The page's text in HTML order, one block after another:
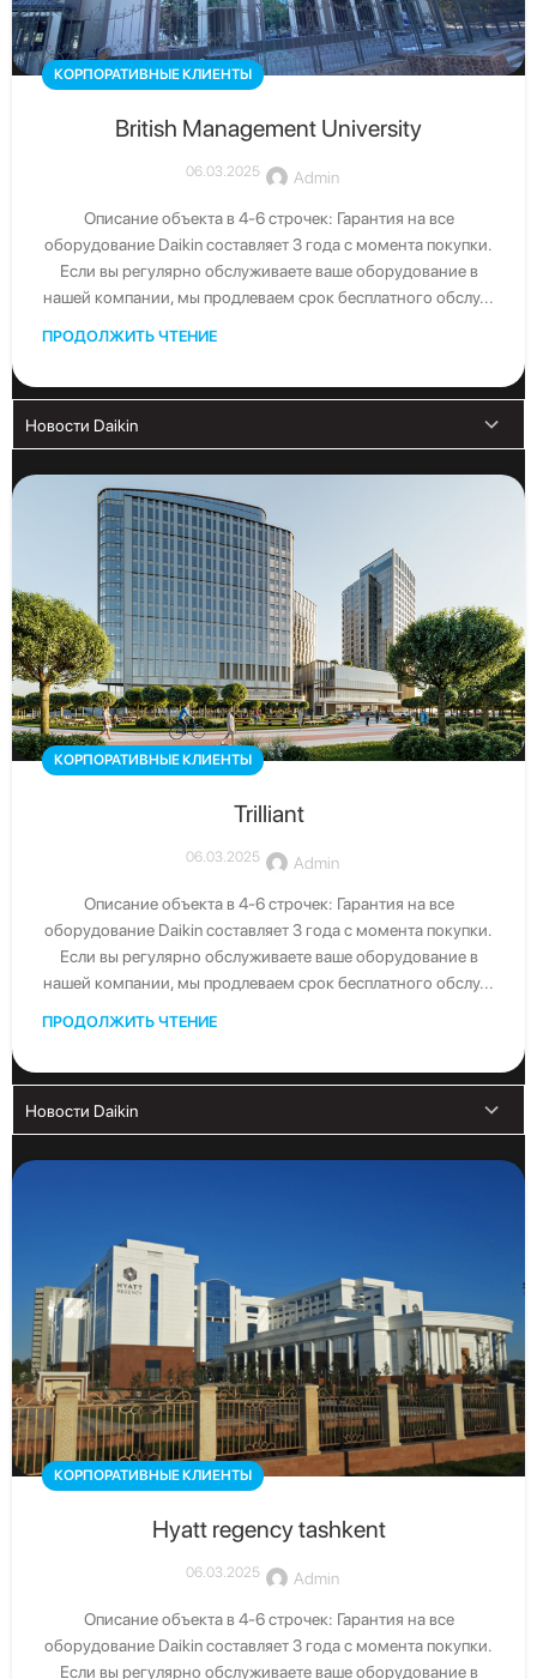
КОРПОРАТИВНЫЕ КЛИЕНТЫ
British Management University
06.03.2025 Admin
Описание объекта в 4-6 строчек: Гарантия на все
оборудование Daikin составляет 3 года с момента покупки.
Если вы регулярно обслуживаете ваше оборудование в
нашей компании, мы продлеваем срок бесплатного обслу...
ПРОДОЛЖИТЬ ЧТЕНИЕ
Свяжитесь с нами
Скачать каталог
Скачать последние каталоги Daikin
КОРПОРАТИВНЫЕ КЛИЕНТЫ
Trilliant
06.03.2025 Admin
Описание объекта в 4-6 строчек: Гарантия на все
оборудование Daikin составляет 3 года с момента покупки.
Если вы регулярно обслуживаете ваше оборудование в
нашей компании, мы продлеваем срок бесплатного обслу...
ПРОДОЛЖИТЬ ЧТЕНИЕ
Свяжитесь с нами
Получите бесплатную консультацию от официального
дистрибьютора Daikin в Узбекистане
Скачать каталог
Скачать последние каталоги Daikin
КОРПОРАТИВНЫЕ КЛИЕНТЫ
Hyatt regency tashkent
06.03.2025 Admin
Описание объекта в 4-6 строчек: Гарантия на все
оборудование Daikin составляет 3 года с момента покупки.
Если вы регулярно обслуживаете ваше оборудование в
Свяжитесь с нами
Получите бесплатную консультацию от официального
дистрибьютора Daikin в Узбекистане
Скачать каталог
Скачать последние каталоги Daikin